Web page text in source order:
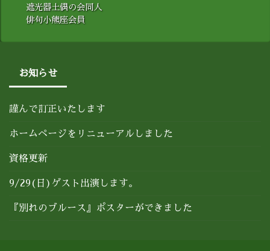
遮光器土偶の会同人
俳句小熊座会員
お知らせ
謹んで訂正いたします
ホームページをリニューアルしました
資格更新
9/29(日)ゲスト出演します。
『別れのブルース』ポスターができました